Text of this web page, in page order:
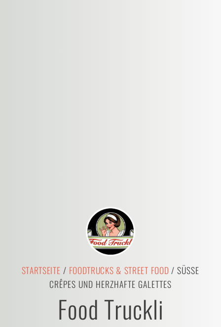
STARTSEITE / FOODTRUCKS & STREET FOOD/ SÜSSE
CRÊPES UND HERZHAFTE GALETTES
Food Truckli